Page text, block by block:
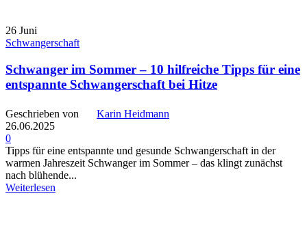
26 Juni
Schwangerschaft
Schwanger im Sommer – 10 hilfreiche Tipps für eine
entspannte Schwangerschaft bei Hitze
Geschrieben von
Karin Heidmann
26.06.2025
0
Tipps für eine entspannte und gesunde Schwangerschaft in der
warmen Jahreszeit Schwanger im Sommer – das klingt zunächst
nach blühende...
Weiterlesen